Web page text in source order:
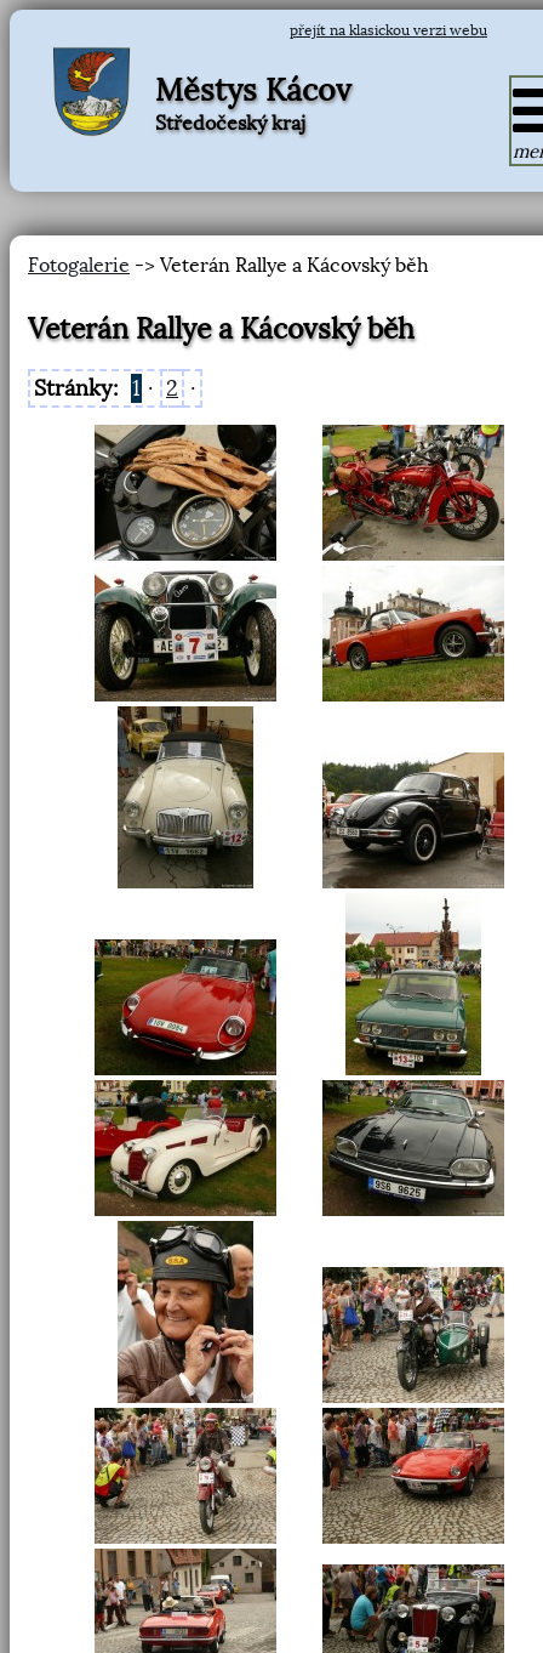
přejít na klasickou verzi webu
Městys Kácov
Středočeský kraj
Fotogalerie -> Veterán Rallye a Kácovský běh
Veterán Rallye a Kácovský běh
Stránky: 1 · 2 ·